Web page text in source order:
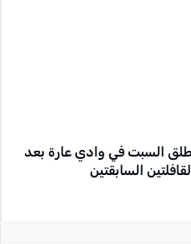
السبت في وادي عارة بعد
السابقتين